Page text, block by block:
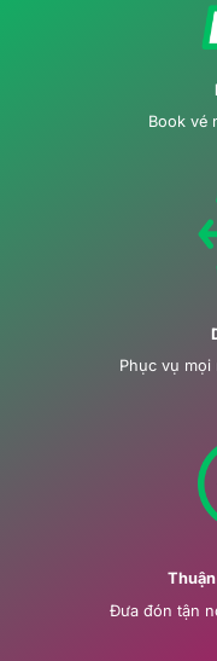
Book vé
Phục vụ mọi
Đưa đón tận